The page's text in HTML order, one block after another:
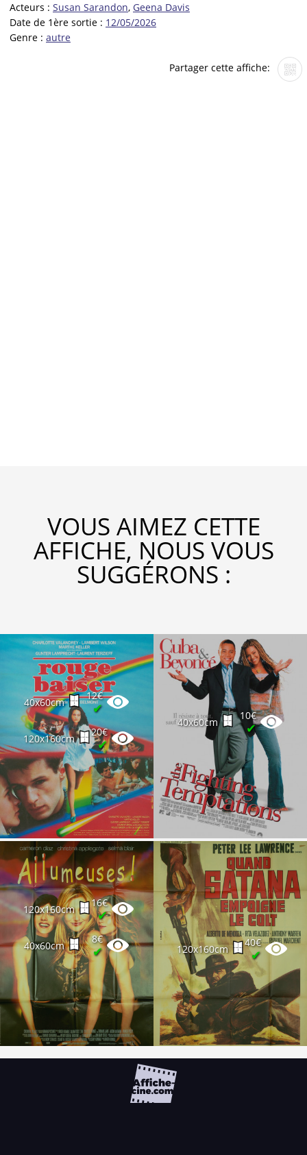
Acteurs : Susan Sarandon, Geena Davis
Date de 1ère sortie : 12/05/2026
Genre : autre
Partager cette affiche:
VOUS AIMEZ CETTE
AFFICHE, NOUS VOUS
SUGGÉRONS :
40x60cm
12€
✔
120x160cm
20€
✔
40x60cm
10€
✔
120x160cm
16€
✔
40x60cm
8€
✔ 120x160cm
40€
✔